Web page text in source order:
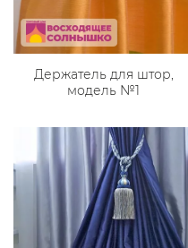
Держатель для штор,
модель №1